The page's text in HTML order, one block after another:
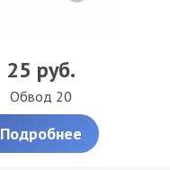
25 руб.
Обвод 20
Подробнее